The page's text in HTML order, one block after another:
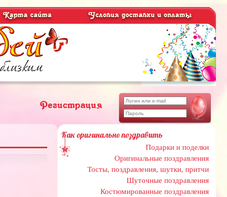
Карта сайта Условия доставки и оплаты
Регистрация
Как оригинально поздравить
Подарки и поделки
Оригинальные поздравления
Тосты, поздравления, шутки, притчи
Шуточные поздравления
Костюмированные поздравления